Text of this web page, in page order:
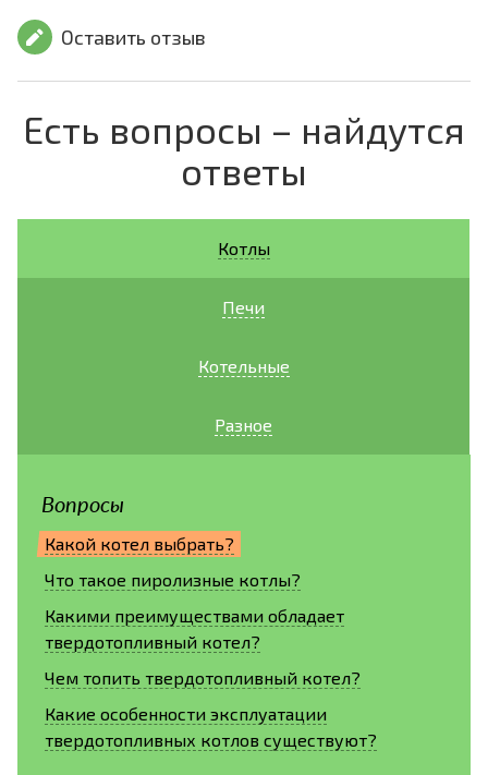
Оставить отзыв
Есть вопросы – найдутся
ответы
Котлы
Печи
Котельные
Разное
Вопросы
Какой котел выбрать?
Что такое пиролизные котлы?
Какими преимуществами обладает
твердотопливный котел?
Чем топить твердотопливный котел?
Какие особенности эксплуатации
твердотопливных котлов существуют?